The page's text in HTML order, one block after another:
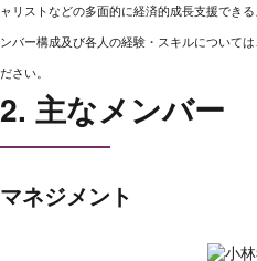
ャリストなどの多面的に経済的成長支援でき
ンバー構成及び各人の経験・スキルについて
ださい。
2. 主なメンバー
マネジメント